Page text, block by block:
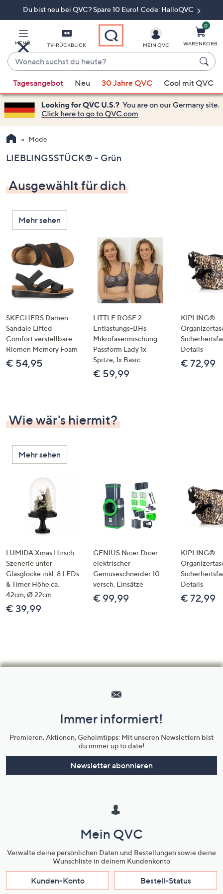
Du bist neu bei QVC? Spare 10 Euro! Code: HalloQVC
MENÜ TV-RÜCKBLICK
Wonach
suchst
du
heute?
Vorschläge
verfügbar
sind,
verwenden
Sie
Pfeiltasten
oben
und
nach
unten
oder
wischen
Sie
Touch-
Geräten
links
bzw.
rechts,
um
diese
MEIN QVC
0
WARENKORB
Tagesangebot Neu 30 Jahre QVC Cool mit QVC
Mode
LIEBLINGSSTÜCK® - Grün
Ausgewählt für dich
Mehr sehen
SKECHERS Damen-
Sandale Lifted
Comfort verstellbare
Riemen Memory Foam
€ 54,95
LITTLE ROSE 2
Entlastungs-BHs
Mikrofasermischung
Passform Lady 1x
Spitze, 1x Basic
€ 59,99
KIPLING®
Details
€ 72,99
Wie wär's hiermit?
Mehr sehen
LUMIDA Xmas Hirsch-
Szenerie unter
Glasglocke inkl. 8 LEDs
& Timer Höhe ca.
42cm, Ø 22cm
€ 39,99
GENIUS Nicer Dicer
elektrischer
Gemüseschneider 10
versch. Einsätze
€ 99,99
KIPLING®
Details
€ 72,99
Unternehmensinformationen
Immer informiert!
Premieren, Aktionen, Geheimtipps: Mit unseren Newslettern bist
du immer up to date!
Newsletter abonnieren
Mein QVC
Verwalte deine persönlichen Daten und Bestellungen sowie deine
Wunschliste in deinem Kundenkonto
Kunden-Konto Bestell-Status